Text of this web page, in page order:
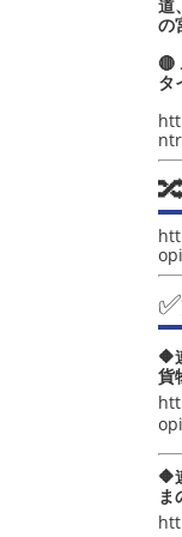
道
の
🔴
タ
🔶
貨
🔶
ま